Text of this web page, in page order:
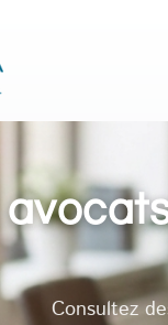
Consultez